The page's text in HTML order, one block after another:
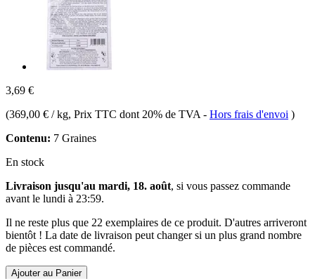
3,69 €
(369,00 € / kg, Prix TTC dont 20% de TVA - Hors frais d'envoi )
Contenu: 7 Graines
En stock
Livraison jusqu'au mardi, 18. août, si vous passez commande
avant le lundi à 23:59.
Il ne reste plus que 22 exemplaires de ce produit. D'autres arriveront
bientôt ! La date de livraison peut changer si un plus grand nombre
de pièces est commandé.
Ajouter au Panier